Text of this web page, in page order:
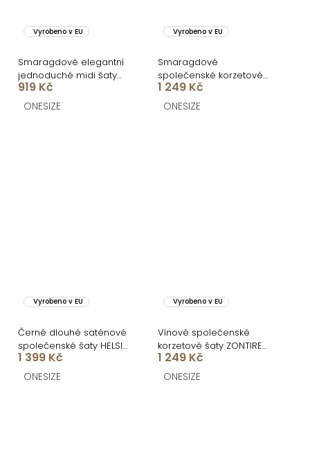
Vyrobeno v EU
Smaragdové elegantní
jednoduché midi šaty
OMNIS
919 Kč
ONESIZE
Vyrobeno v EU
Smaragdové
společenské korzetové
šaty ZONTIRE
1 249 Kč
ONESIZE
Vyrobeno v EU
Černé dlouhé saténové
společenské šaty HELSIN
na ramínka
1 399 Kč
ONESIZE
Vyrobeno v EU
Vínové společenské
korzetové šaty ZONTIRE
bez ramínek
1 249 Kč
ONESIZE